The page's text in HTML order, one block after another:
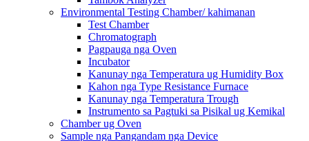
Environmental Testing Chamber/ kahimanan
Test Chamber
Chromatograph
Pagpauga nga Oven
Incubator
Kanunay nga Temperatura ug Humidity Box
Kahon nga Type Resistance Furnace
Kanunay nga Temperatura Trough
Instrumento sa Pagtuki sa Pisikal ug Kemikal
Chamber ug Oven
Sample nga Pangandam nga Device